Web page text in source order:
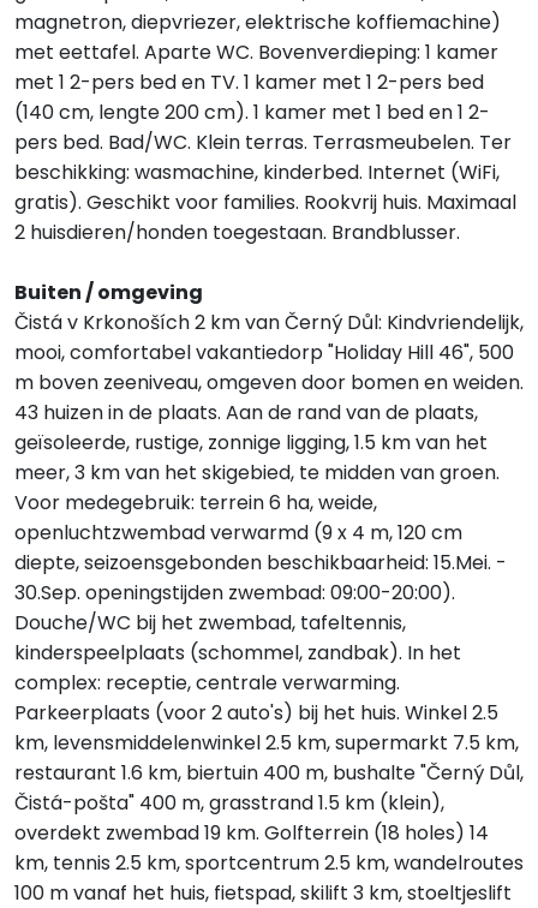
magnetron, diepvriezer, elektrische koffiemachine)
met eettafel. Aparte WC. Bovenverdieping: 1 kamer
met 1 2-pers bed en TV. 1 kamer met 1 2-pers bed
(140 cm, lengte 200 cm). 1 kamer met 1 bed en 1 2-
pers bed. Bad/WC. Klein terras. Terrasmeubelen. Ter
beschikking: wasmachine, kinderbed. Internet (WiFi,
gratis). Geschikt voor families. Rookvrij huis. Maximaal
2 huisdieren/honden toegestaan. Brandblusser.
Buiten / omgeving
Čistá v Krkonoších 2 km van Černý Důl: Kindvriendelijk,
mooi, comfortabel vakantiedorp "Holiday Hill 46", 500
m boven zeeniveau, omgeven door bomen en weiden.
43 huizen in de plaats. Aan de rand van de plaats,
geïsoleerde, rustige, zonnige ligging, 1.5 km van het
meer, 3 km van het skigebied, te midden van groen.
Voor medegebruik: terrein 6 ha, weide,
openluchtzwembad verwarmd (9 x 4 m, 120 cm
diepte, seizoensgebonden beschikbaarheid: 15.Mei. -
30.Sep. openingstijden zwembad: 09:00-20:00).
Douche/WC bij het zwembad, tafeltennis,
kinderspeelplaats (schommel, zandbak). In het
complex: receptie, centrale verwarming.
Parkeerplaats (voor 2 auto's) bij het huis. Winkel 2.5
km, levensmiddelenwinkel 2.5 km, supermarkt 7.5 km,
restaurant 1.6 km, biertuin 400 m, bushalte "Černý Důl,
Čistá-pošta" 400 m, grasstrand 1.5 km (klein),
overdekt zwembad 19 km. Golfterrein (18 holes) 14
km, tennis 2.5 km, sportcentrum 2.5 km, wandelroutes
100 m vanaf het huis, fietspad, skilift 3 km, stoeltjeslift